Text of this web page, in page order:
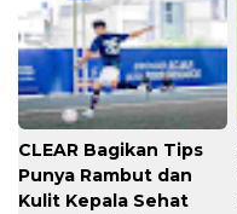
CLEAR Bagikan Tips
Punya Rambut dan
Kulit Kepala Sehat